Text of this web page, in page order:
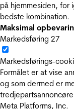
på hjemmesiden, for
bedste kombination.
Maksimal
Markedsføring 27
Markedsførings-
Formålet er at vise
og som dermed er
Meta Platforms, Inc.